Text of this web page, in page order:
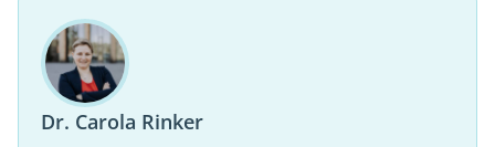
Dr. Carola Rinker